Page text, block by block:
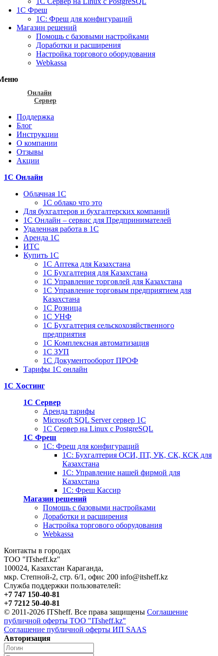
1С Фреш
1С: Фреш для конфигураций
Магазин решений
Помощь с базовыми настройками
Доработки и расширения
Настройка торгового оборудования
Webkassa
Онлайн
Сервер
Поддержка
Блог
Инструкции
О компании
Отзывы
Акции
1С Онлайн
Облачная 1С
1C облако что это
Для бухгалтеров и бухгалтерских компаний
1C Онлайн – сервис для Предпринимателей
Удаленная работа в 1С
Аренда 1С
ИТС
Купить 1С
1С Аптека для Казахстана
1С Бухгалтерия для Казахстана
1С Управление торговлей для Казахстана
1С Управление торговым предприятием для
Казахстана
1С Розница
1С УНФ
1С Бухгалтерия сельскохозяйственного
предприятия
1С Комплексная автоматизация
1С ЗУП
1С Документооборот ПРОФ
Тарифы 1С онлайн
1С Хостинг
1С Сервер
Аренда тарифы
Microsoft SQL Server сервер 1С
1С Сервер на Linux c PostgreSQL
1С Фреш
1С: Фреш для конфигураций
1С: Бухгалтерия ОСИ, ПТ, УК, СК, КСК для
Казахстана
1С: Управление нашей фирмой для
Казахстана
1С: Фреш Кассир
Магазин решений
Помощь с базовыми настройками
Доработки и расширения
Настройка торгового оборудования
Webkassa
Контакты в городах
ТОО "ITsheff.kz"
100024, Казахстан Караганда,
мкр. Степной-2, стр. 6/1, офис 200 info@itsheff.kz
Служба поддержки пользователей:
+7 747 150-40-81
+7 7212 50-40-81
© 2011-2026 ITSheff. Все права защищены Соглашение
публичной оферты ТОО "ITsheff.kz"
Соглашение публичной оферты ИП SAAS
Авторизация